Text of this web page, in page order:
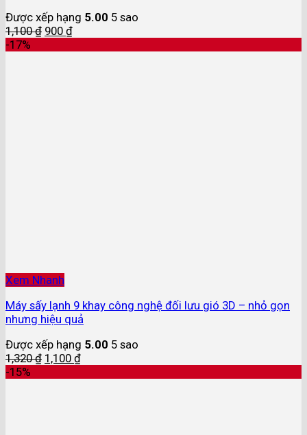
Được xếp hạng 5.00 5 sao
1,100₫ 900 ₫
-17%
Xem Nhanh
Máy sấy lạnh 9 khay công nghệ đối lưu gió 3D – nhỏ gọn
nhưng hiệu quả
Được xếp hạng 5.00 5 sao
1,320₫ 1,100 ₫
-15%